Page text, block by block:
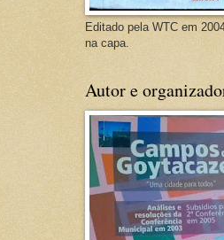
Editado pela WTC em
na capa.
Autor e